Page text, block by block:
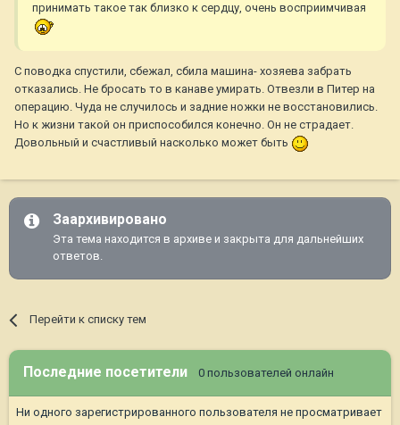
принимать такое так близко к сердцу, очень восприимчивая
С поводка спустили, сбежал, сбила машина- хозяева забрать
отказались. Не бросать то в канаве умирать. Отвезли в Питер на
операцию. Чуда не случилось и задние ножки не восстановились.
Но к жизни такой он приспособился конечно. Он не страдает.
Довольный и счастливый насколько может быть
Заархивировано
Эта тема находится в архиве и закрыта для дальнейших
ответов.
Перейти к списку тем
Последние посетители 0 пользователей онлайн
Ни одного зарегистрированного пользователя не просматривает